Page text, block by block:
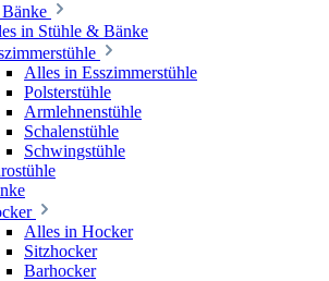
in Stühle & Bänke
Alles in Esszimmerstühle
Polsterstühle
Armlehnenstühle
Schalenstühle
Schwingstühle
Alles in Hocker
Sitzhocker
Barhocker